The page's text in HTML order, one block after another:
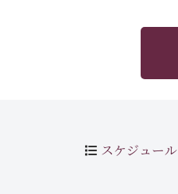
スケジュール